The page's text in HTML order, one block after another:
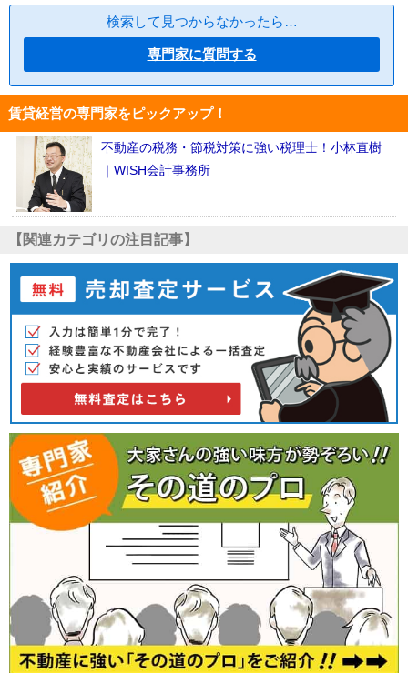
検索して見つからなかったら…
専門家に質問する
賃貸経営の専門家をピックアップ！
不動産の税務・節税対策に強い税理士！小林直樹
｜WISH会計事務所
【関連カテゴリの注目記事】